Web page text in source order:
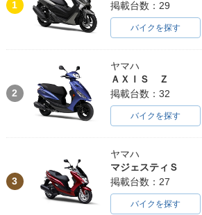
1
掲載台数：29
バイクを探す
2
ヤマハ
ＡＸＩＳ Ｚ
掲載台数：32
バイクを探す
3
ヤマハ
マジェスティＳ
掲載台数：27
バイクを探す